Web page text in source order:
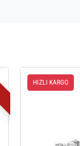
HIZLI KARGO